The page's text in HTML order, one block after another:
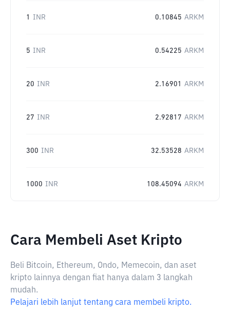
1 INR 0.10845 ARKM
5 INR 0.54225 ARKM
20 INR 2.16901 ARKM
27 INR 2.92817 ARKM
300 INR 32.53528 ARKM
1000 INR 108.45094 ARKM
Cara Membeli Aset Kripto
Beli Bitcoin, Ethereum, Ondo, Memecoin, dan aset
kripto lainnya dengan fiat hanya dalam 3 langkah
mudah.
Pelajari lebih lanjut tentang cara membeli kripto.